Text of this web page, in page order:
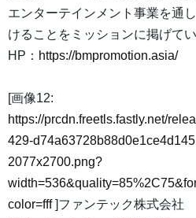
エンターテインメント事業を通
けることをミッションに掲げてい
HP： https://bmpromotion.asia/
[画像12:
https://prcdn.freetls.fastly.net/
429-
2077x2700.png?
color=fff]ファンテック株式会社